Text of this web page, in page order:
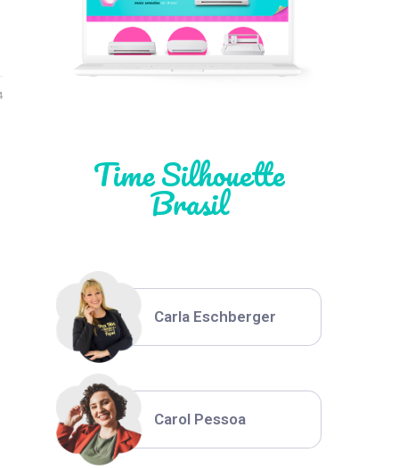
Time Silhouette
Brasil
Léia Pastori
Thiara Ney
Carla Eschberger
Carol Pessoa